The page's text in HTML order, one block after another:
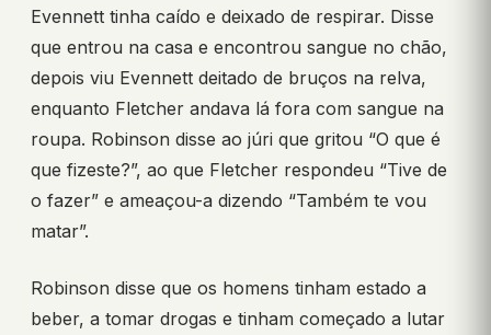
Evennett tinha caído e deixado de respirar. Disse
que entrou na casa e encontrou sangue no chão,
depois viu Evennett deitado de bruços na relva,
enquanto Fletcher andava lá fora com sangue na
roupa. Robinson disse ao júri que gritou “O que é
que fizeste?”, ao que Fletcher respondeu “Tive de
o fazer” e ameaçou-a dizendo “Também te vou
matar”.
Robinson disse que os homens tinham estado a
beber, a tomar drogas e tinham começado a lutar